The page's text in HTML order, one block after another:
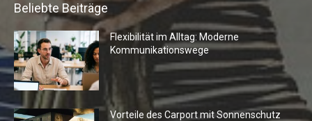
Beliebte Beiträge
Flexibilität im Alltag: Moderne
Kommunikationswege
Vorteile des Carport mit Sonnenschutz